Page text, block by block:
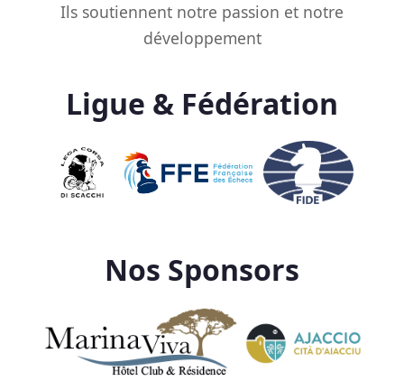
Ils soutiennent notre passion et notre
développement
Ligue & Fédération
Nos Sponsors